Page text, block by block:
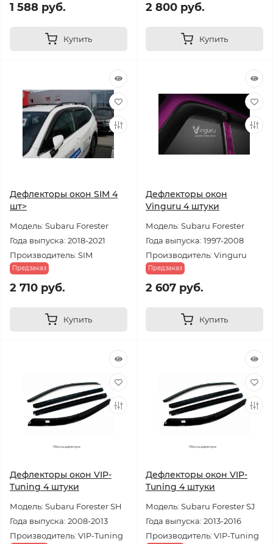
1 588 руб.
Купить
2 800 руб.
Купить
Дефлекторы окон SIM 4
шт>
Модель: Subaru Forester
Года выпуска: 2018-2021
Производитель: SIM
Предзаказ
2 710 руб.
Купить
Дефлекторы окон
Vinguru 4 штуки
Модель: Subaru Forester
Года выпуска: 1997-2008
Производитель: Vinguru
Предзаказ
2 607 руб.
Купить
Дефлекторы окон VIP-
Tuning 4 штуки
Модель: Subaru Forester SH
Года выпуска: 2008-2013
Производитель: VIP-Tuning
Дефлекторы окон VIP-
Tuning 4 штуки
Модель: Subaru Forester SJ
Года выпуска: 2013-2016
Производитель: VIP-Tuning